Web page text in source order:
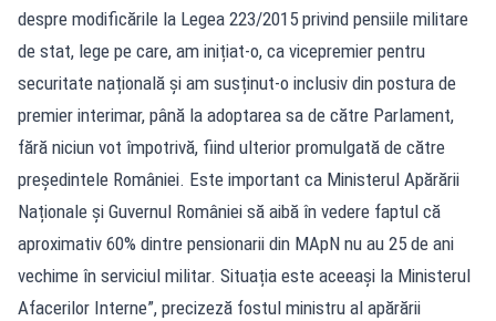
despre modificările la Legea 223/2015 privind pensiile militare
de stat, lege pe care, am inițiat-o, ca vicepremier pentru
securitate națională și am susținut-o inclusiv din postura de
premier interimar, până la adoptarea sa de către Parlament,
fără niciun vot împotrivă, fiind ulterior promulgată de către
președintele României. Este important ca Ministerul Apărării
Naționale și Guvernul României să aibă în vedere faptul că
aproximativ 60% dintre pensionarii din MApN nu au 25 de ani
vechime în serviciul militar. Situația este aceeași la Ministerul
Afacerilor Interne”, precizeză fostul ministru al apărării